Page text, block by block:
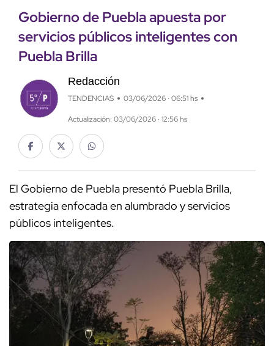
Gobierno de Puebla apuesta por
servicios públicos inteligentes con
Puebla Brilla
Redacción
TENDENCIAS 03/06/2026 · 06:51 hs
Actualización: 03/06/2026 · 12:56 hs
El Gobierno de Puebla presentó Puebla Brilla,
estrategia enfocada en alumbrado y servicios
públicos inteligentes.